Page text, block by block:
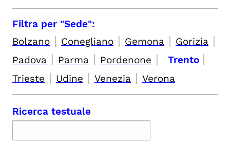
Filtra per "Sede":
Bolzano | Conegliano | Gemona | Gorizia |
Padova | Parma | Pordenone | Trento |
Trieste | Udine | Venezia | Verona
Ricerca testuale